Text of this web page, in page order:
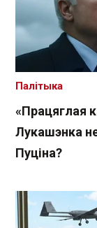
«Працяглая
Лукашэнка
Пуціна?
Палітыка